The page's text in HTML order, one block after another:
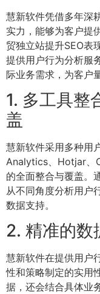
慧新软件凭借多年深
实力，能够为客户提
贸独立站提升SEO表
提供用户行为分析服
际业务需求，为客户
1. 多工具整
盖
慧新软件采用多种用
Analytics、Hotjar、
的全面整合与覆盖。
从不同角度分析用户
数据支持。
2. 精准的数
慧新软件在提供用户
性和策略制定的实用
据，还会结合具体业